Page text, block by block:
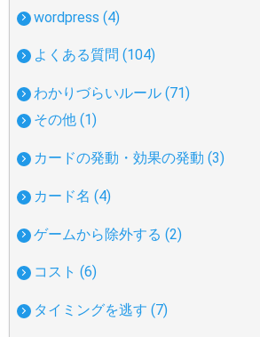
wordpress (4)
よくある質問 (104)
わかりづらいルール (71)
その他 (1)
カードの発動・効果の発動 (3)
カード名 (4)
ゲームから除外する (2)
コスト (6)
タイミングを逃す (7)